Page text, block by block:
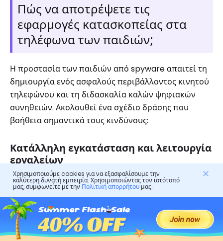
Πώς να αποτρέψετε τις
εφαρμογές κατασκοπείας στα
τηλέφωνα των παιδιών;
Η προστασία των παιδιών από spyware απαιτεί τη
δημιουργία ενός ασφαλούς περιβάλλοντος κινητού
τηλεφώνου και τη διδασκαλία καλών ψηφιακών
συνηθειών. Ακολουθεί ένα σχέδιο δράσης που
βοήθεια σημαντικά τους κινδύνους:
Κατάλληλη εγκατάσταση και λειτουργία
εργαλείων
Παρακολούθηση εφαρμογών, όπωςFlashGet Kids
επιτρέπει στους γονείς να βλέπουν ποιες εφαρμογές
έχουν εγκατασταθεί, να περιορίζουν τον αριθμό των
εφαρμογών που μπορούν να ληφθούν, καθώς και να
επιβλέπουν τη χρήση του τηλεφώνου. Τέτοιες
Χρησιμοποιούμε cookies για να εξασφαλίσουμε την
καλύτερη δυνατή εμπειρία. Χρησιμοποιώντας τον ιστότοπό
μας, συμφωνείτε με την Πολιτική απορρήτουμας.